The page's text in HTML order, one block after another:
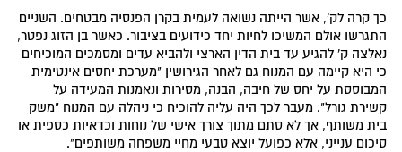
כך קרה לק', אשר הייתה נשואה לעמית בקרן הפנסיה מבטחים. השניים
התגרשו אולם המשיכו לחיות יחד כידועים בציבור. כאשר בן הזוג נפטר,
נאלצה ק' להגיע עד בית הדין הארצי ולהביא עדים ומסמכים המוכיחים
כי היא קיימה עם המנוח גם לאחר הגירושין "מערכת יחסים אינטימית
המבוססת על יחס של חיבה, הבנה, מסירות ונאמנות המעידה על
קשירת גורל". מעבר לכך היה עליה להוכיח כי ניהלה עם המנוח "משק
בית משותף, אך לא סתם מתוך צורך אישי של נוחות וכדאיות כספית או
סיכום ענייני, אלא כפועל יוצא טבעי מחיי משפחה משותפים".